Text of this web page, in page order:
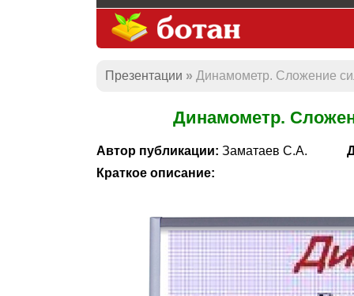
Презентации Динамометр. Сложение
Динамометр.
Автор публикации: Заматаев С.А.
Краткое описание: